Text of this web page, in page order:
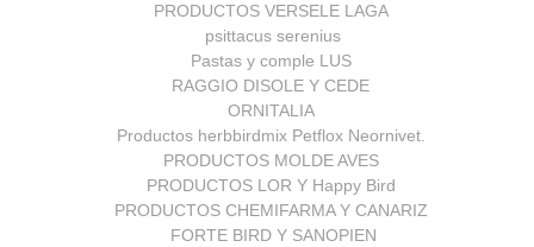
PRODUCTOS VERSELE LAGA
psittacus serenius
Pastas y comple LUS
RAGGIO DISOLE Y CEDE
ORNITALIA
Productos herbbirdmix Petflox Neornivet.
PRODUCTOS MOLDE AVES
PRODUCTOS LOR Y Happy Bird
PRODUCTOS CHEMIFARMA Y CANARIZ
FORTE BIRD Y SANOPIEN